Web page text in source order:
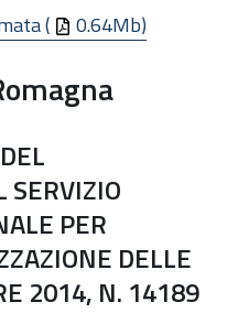
( 0.64Mb)
SERVIZIO
PER
DELLE
2014, N. 14189